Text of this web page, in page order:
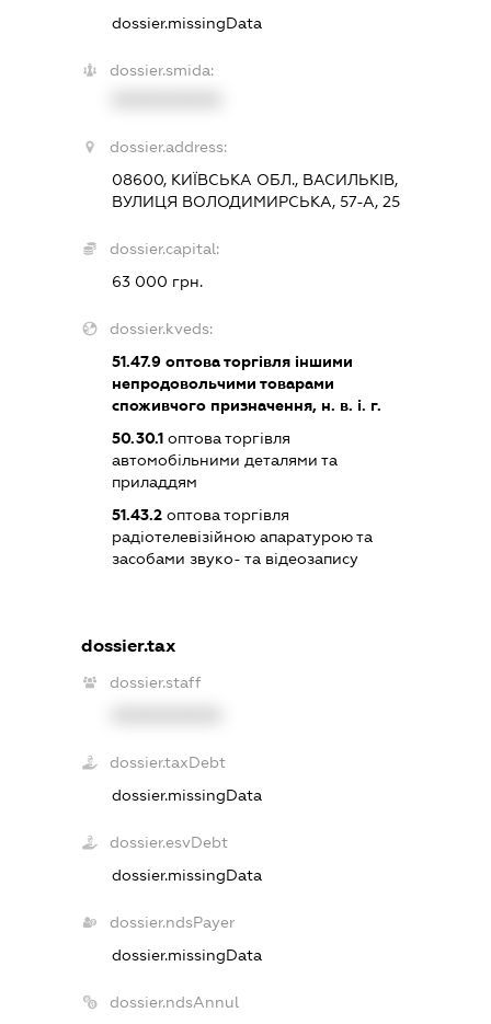
dossier.missingData
dossier.smida:
dossier.address:
08600, КИЇВСЬКА ОБЛ., ВАСИЛЬКІВ,
ВУЛИЦЯ ВОЛОДИМИРСЬКА, 57-А, 25
dossier.capital:
63 000 грн.
dossier.kveds:
51.47.9 оптова торгівля іншими
непродовольчими товарами
споживчого призначення, н. в. і. г.
50.30.1 оптова торгівля
автомобільними деталями та
приладдям
51.43.2 оптова торгівля
радіотелевізійною апаратурою та
засобами звуко- та відеозапису
dossier.tax
dossier.staff
dossier.taxDebt
dossier.missingData
dossier.esvDebt
dossier.missingData
dossier.ndsPayer
dossier.missingData
dossier.ndsAnnul